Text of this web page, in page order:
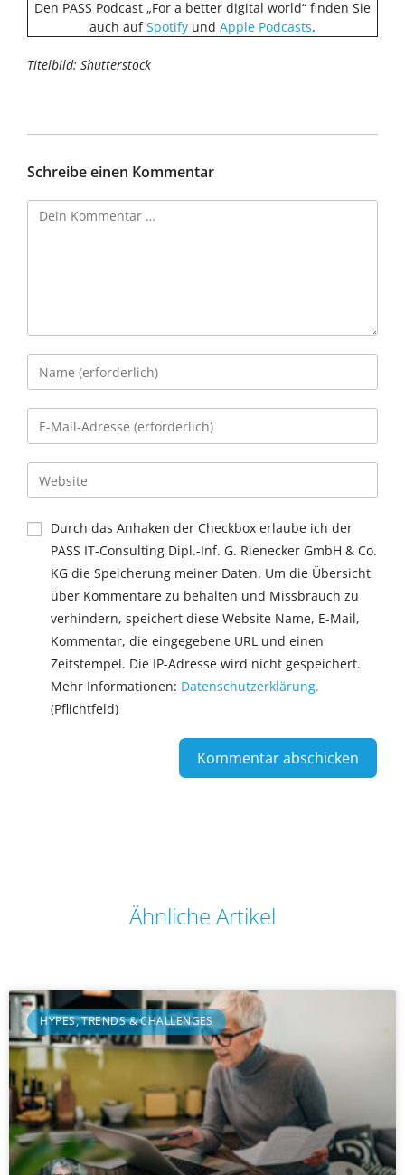
Den PASS Podcast „For a better digital world“ finden Sie
auch aufSpotify und Apple Podcasts.
Titelbild: Shutterstock
Schreibe einen Kommentar
Durch das Anhaken der Checkbox erlaube ich der
PASS IT-Consulting Dipl.-Inf. G. Rienecker GmbH & Co.
KG die Speicherung meiner Daten. Um die Übersicht
über Kommentare zu behalten und Missbrauch zu
verhindern, speichert diese Website Name, E-Mail,
Kommentar, die eingegebene URL und einen
Zeitstempel. Die IP-Adresse wird nicht gespeichert.
Mehr Informationen: Datenschutzerklärung.
(Pflichtfeld)
Ähnliche Artikel
HYPES, TRENDS & CHALLENGES